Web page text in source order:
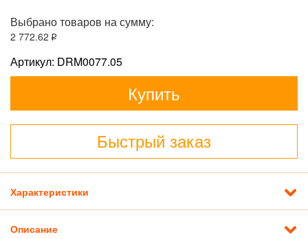
Выбрано товаров на сумму:
2 772.62
Артикул: DRM0077.05
Купить
Быстрый заказ
Характеристики
Описание